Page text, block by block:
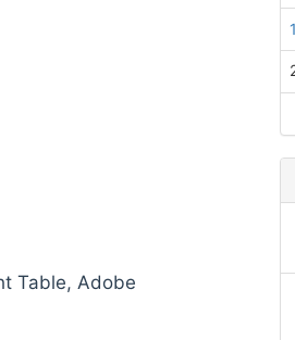
Table, Adobe